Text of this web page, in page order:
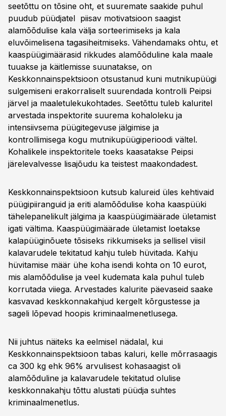
seetõttu on tõsine oht, et suuremate saakide puhul
puudub püüdjatel piisav motivatsioon saagist
alamõõdulise kala välja sorteerimiseks ja kala
eluvõimelisena tagasiheitmiseks. Vähendamaks ohtu, et
kaaspüügimäärasid rikkudes alamõõduline kala maale
tuuakse ja käitlemisse suunatakse, on
Keskkonnainspektsioon otsustanud kuni mutnikupüügi
sulgemiseni erakorraliselt suurendada kontrolli Peipsi
järvel ja maaletulekukohtades. Seetõttu tuleb kaluritel
arvestada inspektorite suurema kohaloleku ja
intensiivsema püügitegevuse jälgimise ja
kontrollimisega kogu mutnikupüügiperioodi vältel.
Kohalikele inspektoritele toeks kaasatakse Peipsi
järelevalvesse lisajõudu ka teistest maakondadest.
Keskkonnainspektsioon kutsub kalureid üles kehtivaid
püügipiiranguid ja eriti alamõõdulise koha kaaspüüki
tähelepanelikult jälgima ja kaaspüügimäärade ületamist
igati vältima. Kaaspüügimäärade ületamist loetakse
kalapüüginõuete tõsiseks rikkumiseks ja sellisel viisil
kalavarudele tekitatud kahju tuleb hüvitada. Kahju
hüvitamise määr ühe koha isendi kohta on 10 eurot,
mis alamõõdulise ja veel kudemata kala puhul tuleb
korrutada viiega. Arvestades kalurite päevaseid saake
kasvavad keskkonnakahjud kergelt kõrgustesse ja
sageli lõpevad hoopis kriminaalmenetlusega.
Nii juhtus näiteks ka eelmisel nädalal, kui
Keskkonnainspektsioon tabas kaluri, kelle mõrrasaagis
ca 300 kg ehk 96% arvulisest kohasaagist oli
alamõõduline ja kalavarudele tekitatud olulise
keskkonnakahju tõttu alustati püüdja suhtes
kriminaalmenetlus.